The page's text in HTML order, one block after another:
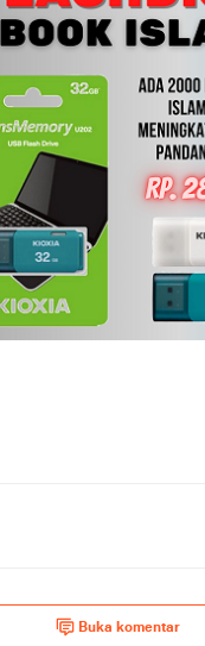
Buka komentar